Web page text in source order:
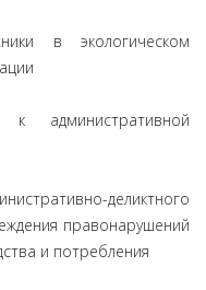
в экологическом
административной
деликтного
правонарушений
и потребления